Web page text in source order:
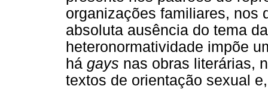
organizações familiares, nos
absoluta ausência do tema
heteronormatividade impõe
há gays nas obras literárias,
textos de orientação sexual